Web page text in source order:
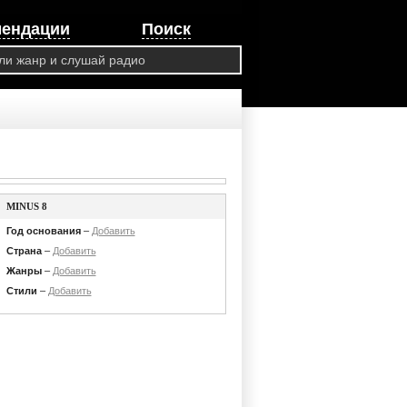
Поиск
MINUS 8
Год основания– Добавить
Страна– Добавить
Жанры– Добавить
Стили – Добавить